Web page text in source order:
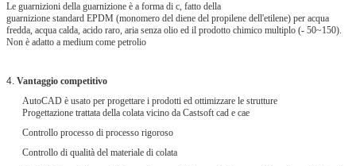
Le guarnizioni della guarnizione è a forma di c, fatto della
guarnizione standard EPDM (monomero del diene del propilene dell'etilene) per acqua
fredda, acqua calda, acido raro, aria senza olio ed il prodotto chimico multiplo (- 50~150).
Non è adatto a medium come petrolio
4. Vantaggio competitivo
AutoCAD è usato per progettare i prodotti ed ottimizzare le strutture
Progettazione trattata della colata vicino da Castsoft cad e cae
Controllo processo di processo rigoroso
Controllo di qualità del materiale di colata